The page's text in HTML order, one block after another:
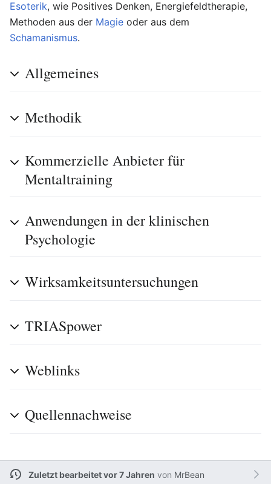
Esoterik, wie Positives Denken, Energiefeldtherapie,
Methoden aus der Magie oder aus dem
Schamanismus.
Allgemeines
Methodik
Kommerzielle Anbieter für
Mentaltraining
Anwendungen in der klinischen
Psychologie
Wirksamkeitsuntersuchungen
TRIASpower
Weblinks
Quellennachweise
Zuletzt bearbeitet vor 7 Jahren von MrBean